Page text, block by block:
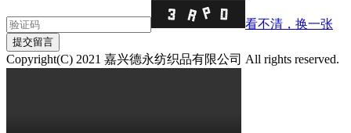
看不清，换一张
Copyright(C) 2021 嘉兴德永纺织品有限公司 All rights reserved.